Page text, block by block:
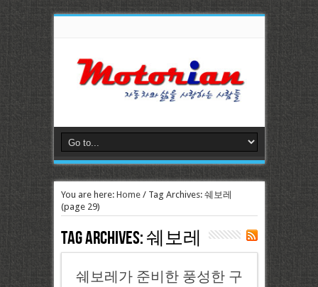
You are here: Home/ Tag Archives: 쉐보레
(page 29)
Tag Archives:쉐보레
쉐보레가 준비한 풍성한 구